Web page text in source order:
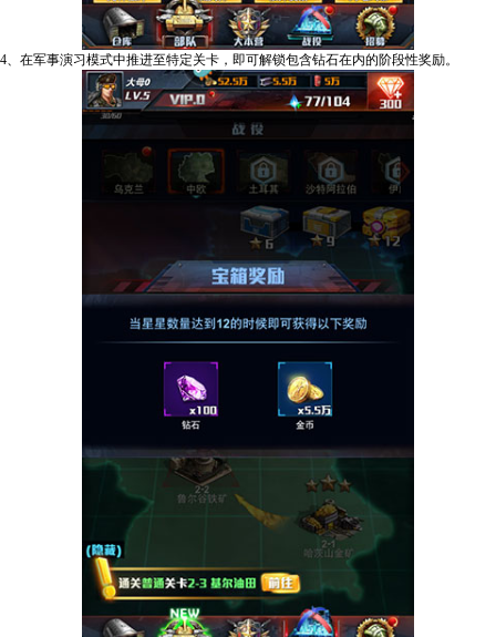
4、在军事演习模式中推进至特定关卡，即可解锁包含钻石在内的阶段性奖励。